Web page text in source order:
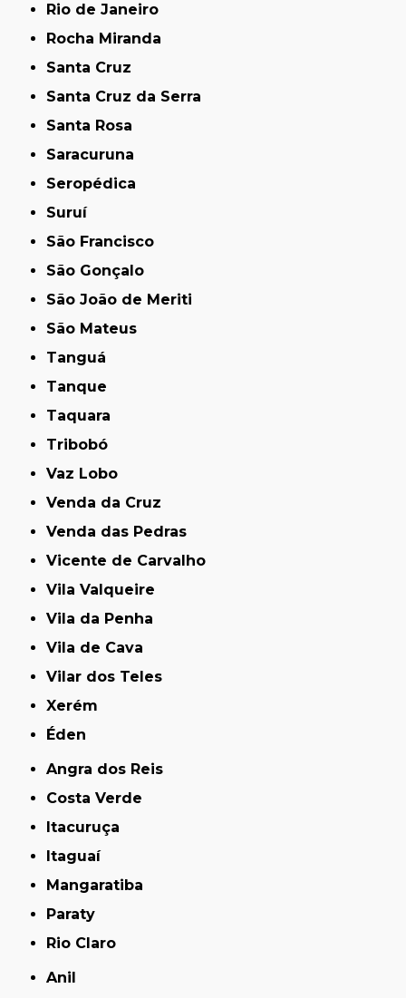
Rio de Janeiro
Rocha Miranda
Santa Cruz
Santa Cruz da Serra
Santa Rosa
Saracuruna
Seropédica
Suruí
São Francisco
São Gonçalo
São João de Meriti
São Mateus
Tanguá
Tanque
Taquara
Tribobó
Vaz Lobo
Venda da Cruz
Venda das Pedras
Vicente de Carvalho
Vila Valqueire
Vila da Penha
Vila de Cava
Vilar dos Teles
Xerém
Éden
Angra dos Reis
Costa Verde
Itacuruça
Itaguaí
Mangaratiba
Paraty
Rio Claro
Anil